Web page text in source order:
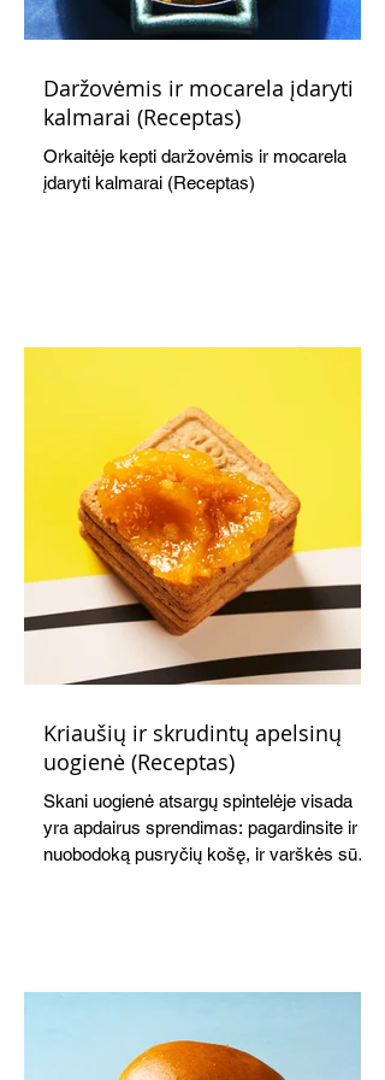
Daržovėmis ir mocarela įdaryti
kalmarai (Receptas)
Orkaitėje kepti daržovėmis ir mocarela
įdaryti kalmarai (Receptas)
Kriaušių ir skrudintų apelsinų
uogienė (Receptas)
Skani uogienė atsargų spintelėje visada
yra apdairus sprendimas: pagardinsite ir
nuobodoką pusryčių košę, ir varškės sūrį,